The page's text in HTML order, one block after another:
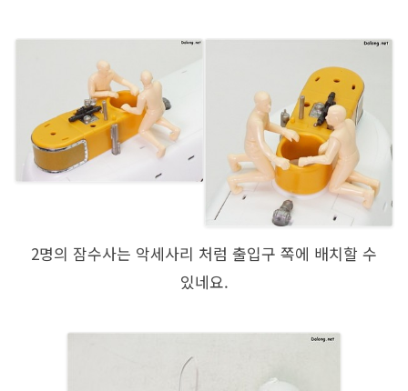
2명의 잠수사는 악세사리 처럼 출입구 쪽에 배치할 수
있네요.